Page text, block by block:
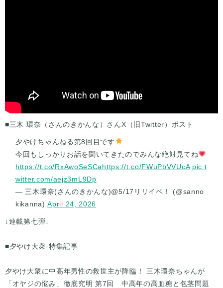
■三木 環奈（さんのきかんな）さんX（旧Twitter）ポスト
夕やけちゃんねる第8回目です
今回もしっかりお話を聞いてきたのでみんな絶対見てね
https://t.co/RxAwoSeSCahttps://t.co/FWuPbVVUcA pic.t
witter.com/aejz3mL9Dp
— 三木環奈(さんのきかんな)@5/17リリイベ！ (@sanno
kikanna)April 24, 2026
↓連載第七弾↓
■夕やけ大衆-特集記事
夕やけ大衆に中高年男性の救世主が降臨！ 三木環奈ちゃんが
「オヤジの悩み」徹底究明 第7回 中高年の高血糖と包茎問題